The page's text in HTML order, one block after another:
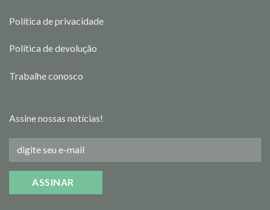
Política de privacidade
Política de devolução
Trabalhe conosco
Assine nossas notícias!